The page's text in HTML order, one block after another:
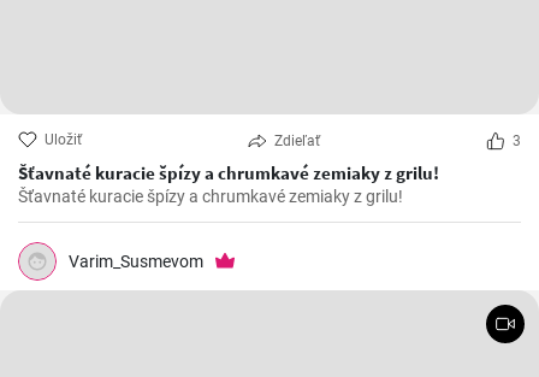
Uložiť Zdieľať 3
Šťavnaté kuracie špízy a chrumkavé zemiaky z grilu!
Šťavnaté kuracie špízy a chrumkavé zemiaky z grilu!
Varim_Susmevom